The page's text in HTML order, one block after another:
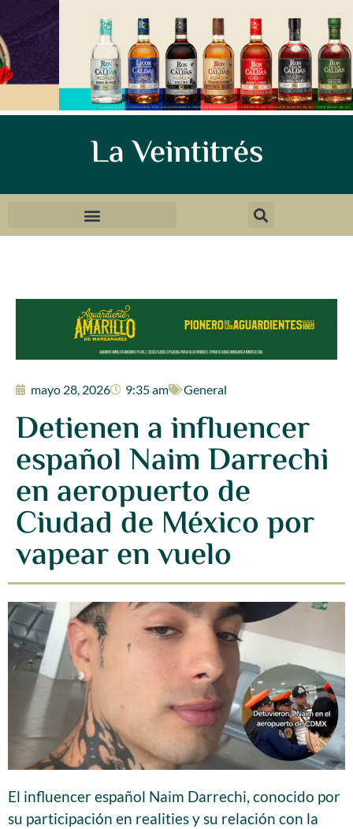
La Veintitrés
mayo 28, 2026 9:35 am General
Detienen a influencer
español Naim Darrechi
en aeropuerto de
Ciudad de México por
vapear en vuelo
El influencer español Naim Darrechi, conocido por
su participación en realities y su relación con la